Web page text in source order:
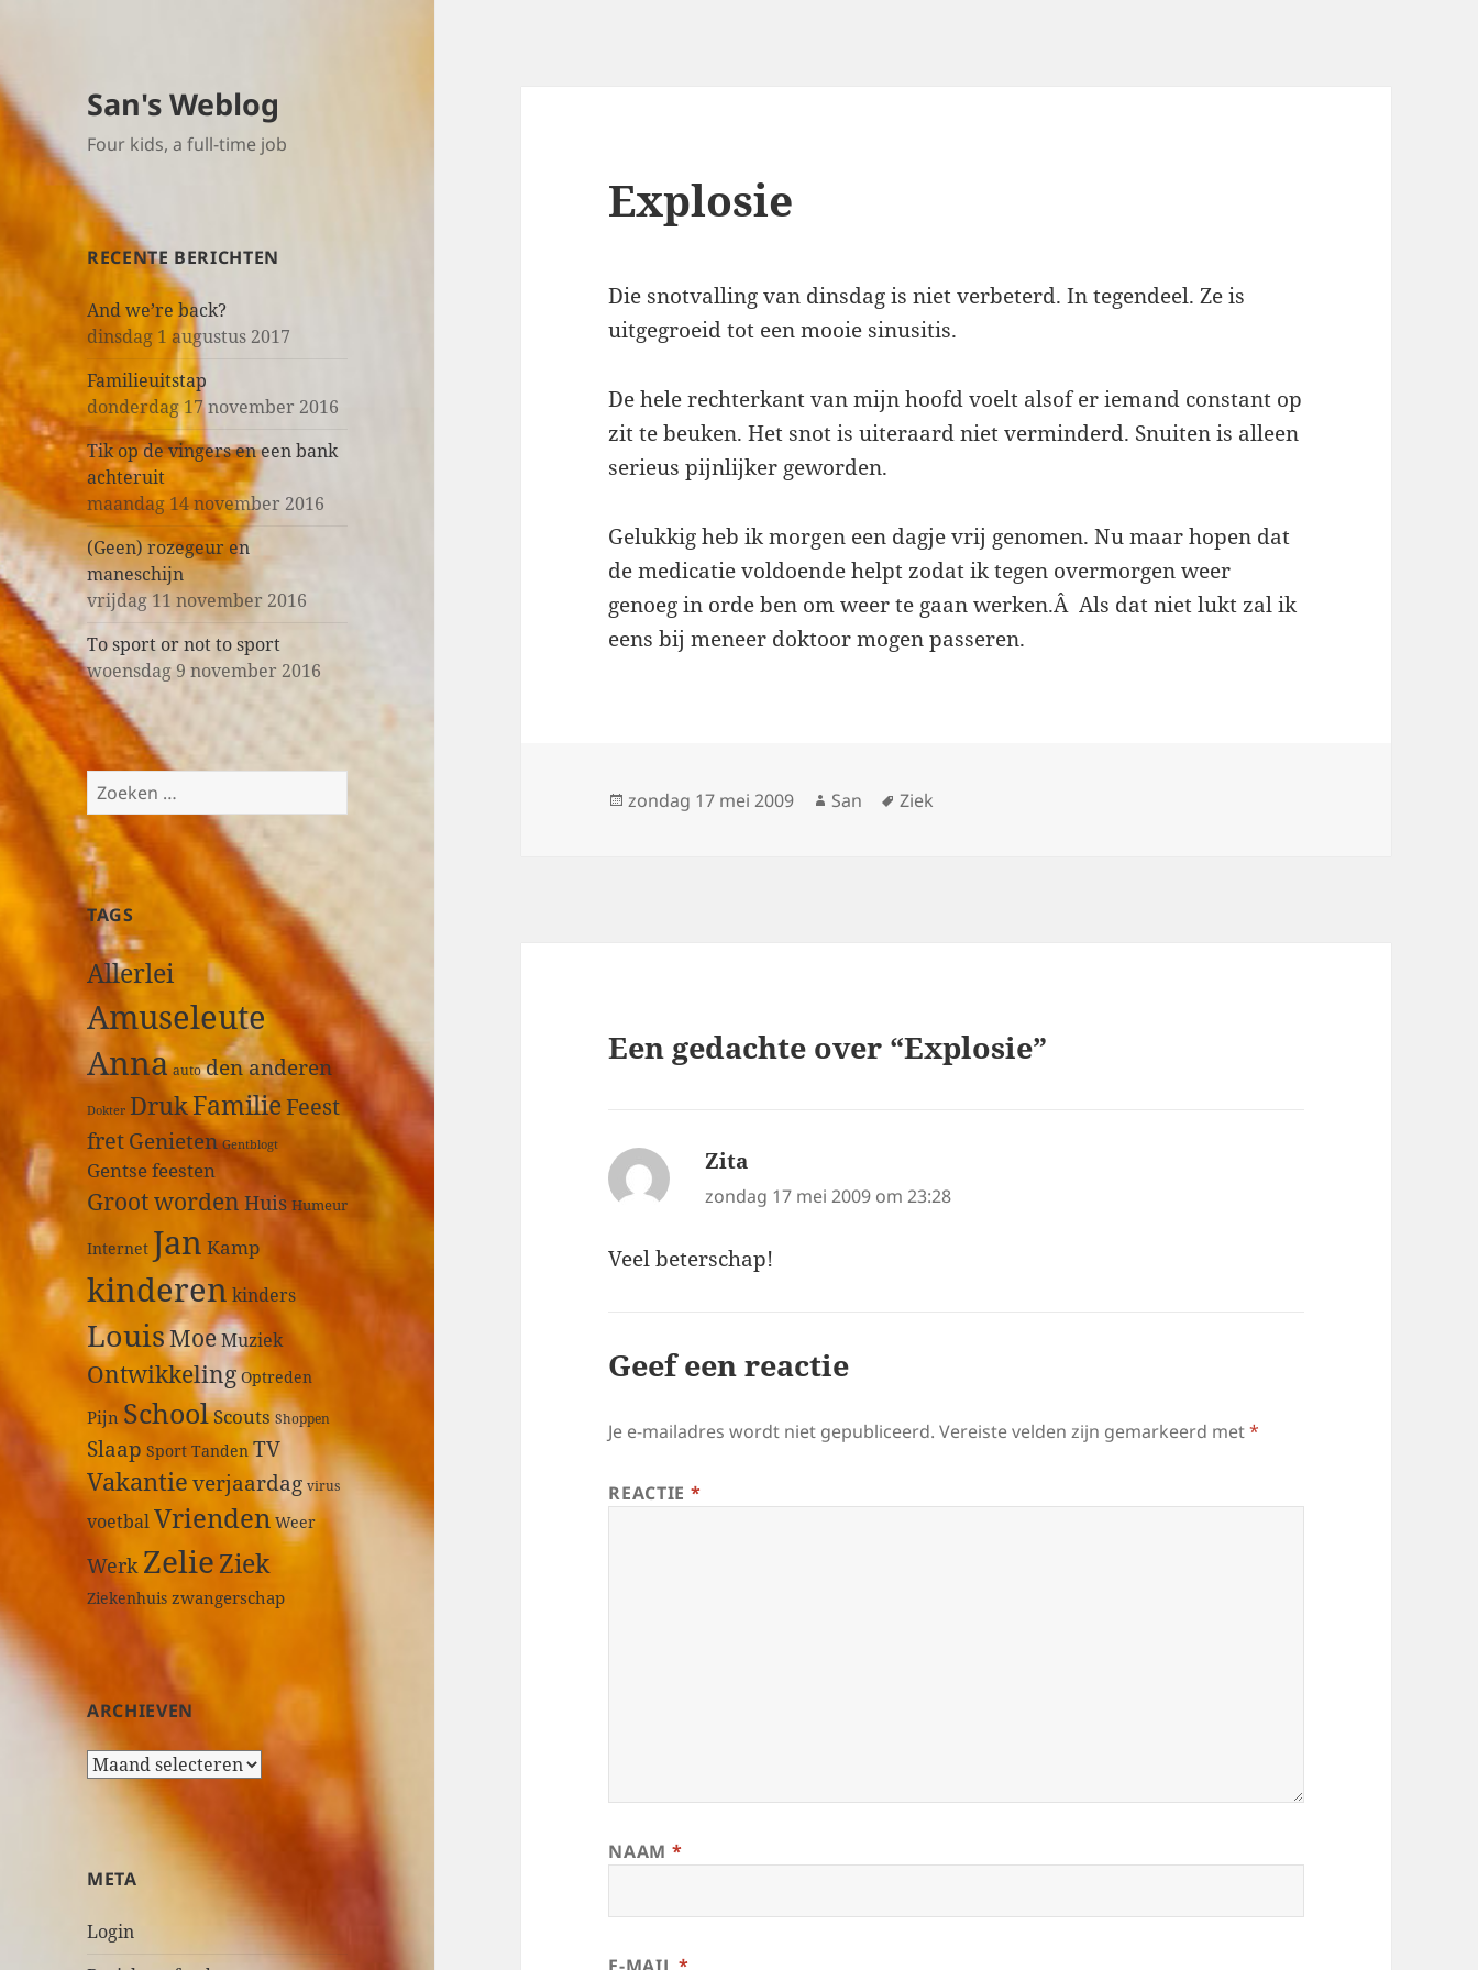
San's Weblog
Four kids, a full-time job
RECENTE BERICHTEN
And we’re back?
dinsdag 1 augustus 2017
Familieuitstap
donderdag 17 november 2016
Tik op de vingers en een bank
achteruit
maandag 14 november 2016
(Geen) rozegeur en
maneschijn
vrijdag 11 november 2016
To sport or not to sport
woensdag 9 november 2016
Z
o
e
k
e
n
n
a
a
r
TAGS
Allerlei
Amuseleute
Anna auto den anderen
Dokter DrukFamilieFeest
fretGenieten Gentblogt
Gentse feesten
Groot worden Huis Humeur
Internet Jan Kamp
kinderen kinders
LouisMoeMuziek
Ontwikkeling Optreden
Pijn SchoolScouts Shoppen
Slaap Sport Tanden TV
Vakantie verjaardag virus
voetbalVrienden Weer
Werk ZelieZiek
Ziekenhuis zwangerschap
ARCHIEVEN
A
i
v
META
Login
Explosie
Die snotvalling van dinsdag is niet verbeterd. In tegendeel. Ze is
uitgegroeid tot een mooie sinusitis.
De hele rechterkant van mijn hoofd voelt alsof er iemand constant op
zit te beuken. Het snot is uiteraard niet verminderd. Snuiten is alleen
serieus pijnlijker geworden.
Gelukkig heb ik morgen een dagje vrij genomen. Nu maar hopen dat
de medicatie voldoende helpt zodat ik tegen overmorgen weer
genoeg in orde ben om weer te gaan werken.Â Als dat niet lukt zal ik
eens bij meneer doktoor mogen passeren.
Geplaatst
zondag 17 mei 2009 Auteur
San Tags
Ziek
Een gedachte over “Explosie”
Zita
zondag 17 mei 2009 om 23:28
Veel beterschap!
Geef een reactie
Je e-mailadres wordt niet gepubliceerd. Vereiste velden zijn gemarkeerd met*
REACTIE *
NAAM *